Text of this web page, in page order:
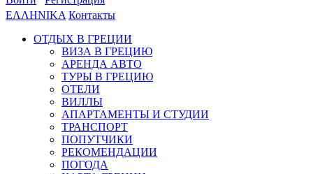
ΕΛΛΗΝΙΚΑ Контакты
ОТДЫХ В ГРЕЦИИ
ВИЗА В ГРЕЦИЮ
АРЕНДА АВТО
ТУРЫ В ГРЕЦИЮ
ОТЕЛИ
ВИЛЛЫ
АПАРТАМЕНТЫ И СТУДИИ
ТРАНСПОРТ
ПОПУТЧИКИ
РЕКОМЕНДАЦИИ
ПОГОДА